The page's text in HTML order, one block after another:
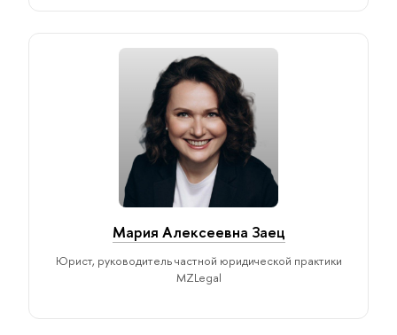
Мария Алексеевна Заец
Юрист, руководитель частной юридической практики
MZLegal